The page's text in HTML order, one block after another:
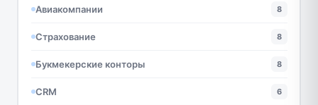
Авиакомпании 8
Страхование 8
Букмекерские конторы 8
CRM 6